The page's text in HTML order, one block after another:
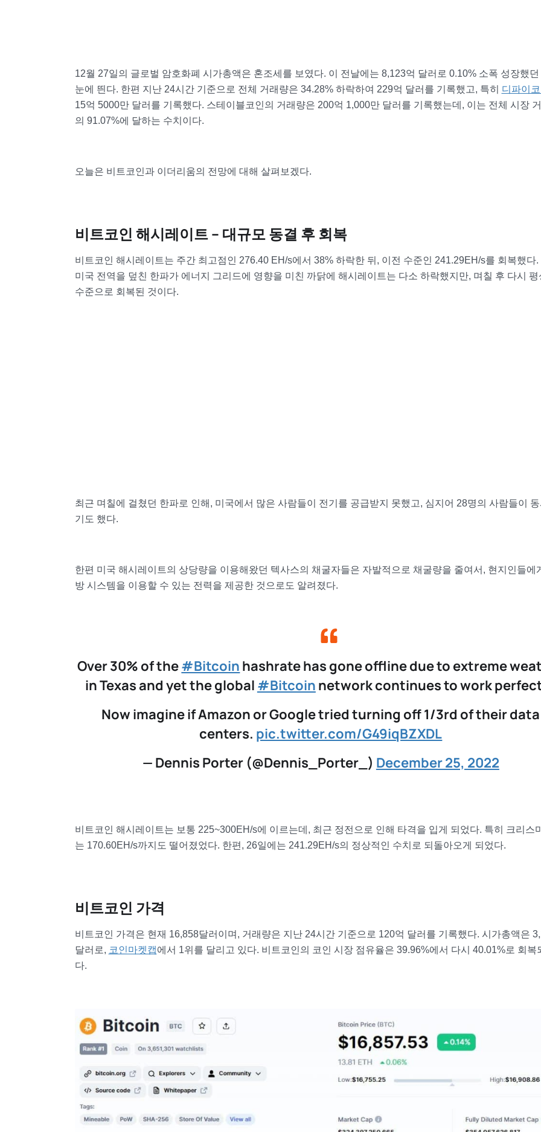
12월 27일의 글로벌 암호화폐 시가총액은 혼조세를 보였다. 이 전날에는 8,123억 달러로 0.10% 소폭 성장했던
눈에 띈다. 한편 지난 24시간 기준으로 전체 거래량은 34.28% 하락하여 229억 달러를 기록했고, 특히 디파이
15억 5000만 달러를 기록했다. 스테이블코인의 거래량은 200억 1,000만 달러를 기록했는데, 이는 전체 시장
의 91.07%에 달하는 수치이다.
오늘은 비트코인과 이더리움의 전망에 대해 살펴보겠다.
비트코인 해시레이트 – 대규모 동결 후 회복
비트코인 해시레이트는 주간 최고점인 276.40 EH/s에서 38% 하락한 뒤, 이전 수준인 241.29EH/s를 회복했다.
미국 전역을 덮친 한파가 에너지 그리드에 영향을 미친 까닭에 해시레이트는 다소 하락했지만, 며칠 후 다시 평
수준으로 회복된 것이다.
최근 며칠에 걸쳤던 한파로 인해, 미국에서 많은 사람들이 전기를 공급받지 못했고, 심지어 28명의 사람들이
기도 했다.
한편 미국 해시레이트의 상당량을 이용해왔던 텍사스의 채굴자들은 자발적으로 채굴량을 줄여서, 현지인들에
방 시스템을 이용할 수 있는 전력을 제공한 것으로도 알려졌다.
Over 30% of the#Bitcoin hashrate has gone offline due to extreme
in Texas and yet the global #Bitcoin network continues to work
Now imagine if Amazon or Google tried turning off 1/3rd of their data
centers. pic.twitter.com/G49iqBZXDL
— Dennis Porter (@Dennis_Porter_) December 25, 2022
비트코인 해시레이트는 보통 225~300EH/s에 이르는데, 최근 정전으로 인해 타격을 입게 되었다. 특히 크리스
는 170.60EH/s까지도 떨어졌었다. 한편, 26일에는 241.29EH/s의 정상적인 수치로 되돌아오게 되었다.
비트코인 가격
비트코인 가격은 현재 16,858달러이며, 거래량은 지난 24시간 기준으로 120억 달러를 기록했다. 시가총액은
달러로, 코인마켓캡에서 1위를 달리고 있다. 비트코인의 코인 시장 점유율은 39.96%에서 다시 40.01%로 회복
다.